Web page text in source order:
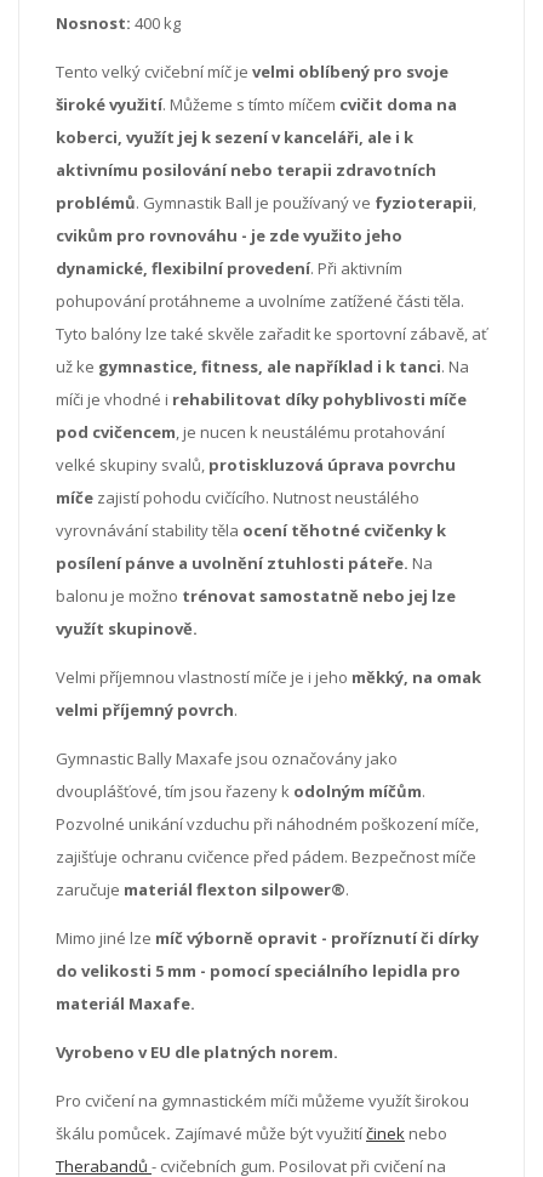
Nosnost: 400 kg
Tento velký cvičební míč je velmi oblíbený pro svoje
široké využití. Můžeme s tímto míčem cvičit doma na
koberci, využít jej k sezení v kanceláři, ale i k
aktivnímu posilování nebo terapii zdravotních
problémů. Gymnastik Ball je používaný ve fyzioterapii,
cvikům pro rovnováhu - je zde využito jeho
dynamické, flexibilní provedení. Při aktivním
pohupování protáhneme a uvolníme zatížené části těla.
Tyto balóny lze také skvěle zařadit ke sportovní zábavě, ať
už ke gymnastice, fitness, ale například i k tanci. Na
míči je vhodné i rehabilitovat díky pohyblivosti míče
pod cvičencem, je nucen k neustálému protahování
velké skupiny svalů, protiskluzová úprava povrchu
míče zajistí pohodu cvičícího. Nutnost neustálého
vyrovnávání stability těla ocení těhotné cvičenky k
posílení pánve a uvolnění ztuhlosti páteře. Na
balonu je možno trénovat samostatně nebo jej lze
využít skupinově.
Velmi příjemnou vlastností míče je i jeho měkký, na omak
velmi příjemný povrch.
Gymnastic Bally Maxafe jsou označovány jako
dvouplášťové, tím jsou řazeny k odolným míčům.
Pozvolné unikání vzduchu při náhodném poškození míče,
zajišťuje ochranu cvičence před pádem. Bezpečnost míče
zaručuje materiál flexton silpower®.
Mimo jiné lze míč výborně opravit - proříznutí či dírky
do velikosti 5 mm - pomocí speciálního lepidla pro
materiál Maxafe.
Vyrobeno v EU dle platných norem.
Pro cvičení na gymnastickém míči můžeme využít širokou
škálu pomůcek. Zajímavé může být využitíčinek nebo
Therabandů - cvičebních gum. Posilovat při cvičení na